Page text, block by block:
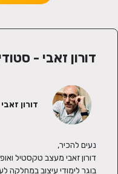
דורון זאבי -
דורון זאבי